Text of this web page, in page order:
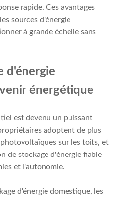
rapide. Ces avantages
sources d'énergie
à grande échelle sans
d'énergie
énergétique
est devenu un puissant
adoptent de plus
sur les toits, et
de stockage d'énergie fiable
et l'autonomie.
d'énergie domestique, les